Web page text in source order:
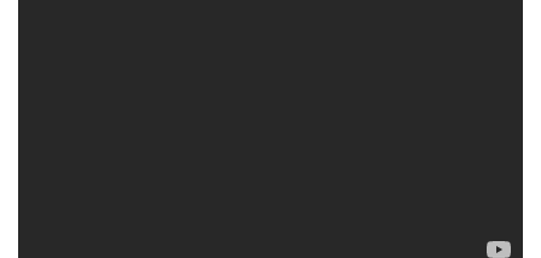
Công Ty Hóa Chất Đắc Trường Phát là một đơn vị